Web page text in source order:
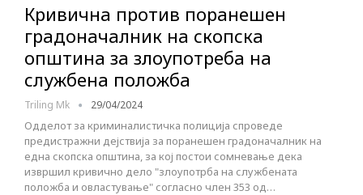
Кривична против поранешен
градоначалник на скопска
општина за злоупотреба на
службена положба
Triling Mk 29/04/2024
Одделот за криминалистичка полиција спроведе
предистражни дејствија за поранешен градоначалник на
една скопска општина, за кој постои сомневање дека
извршил кривично дело "злоупотрба на службената
положба и овластување" согласно член 353 од…